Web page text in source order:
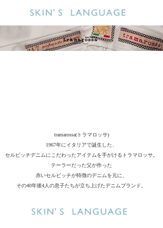
tramarossa(トラマロッサ)
1967年にイタリアで誕生した、
セルビッチデニムにこだわったアイテムを手がけるトラマロッサ。
テーラーだった父が作った
赤いセルビッチが特徴のデニムを元に、
その40年後4人の息子たちが立ち上げたデニムブランド。